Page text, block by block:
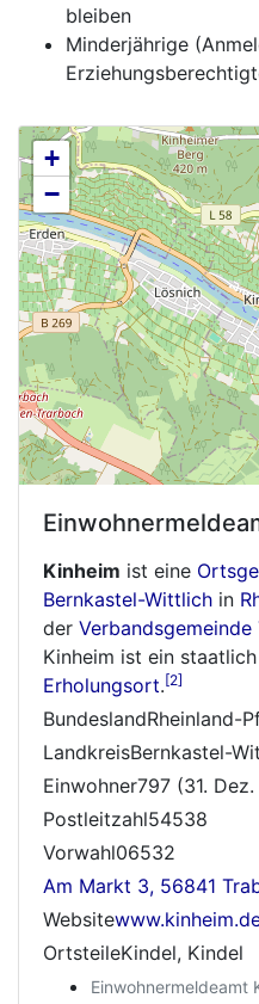
bleiben
Minderjährige
+
−
Kinheim ist eine
Bernkastel-Wittlich in
der
Kinheim ist ein
Erholungsort.[2]
BundeslandRheinland-
LandkreisBernkastel-
Einwohner797 (31.
Postleitzahl54538
Vorwahl06532
Am Markt 3, 56841
Website
OrtsteileKindel, Kindel
Einwohnermeldeamt